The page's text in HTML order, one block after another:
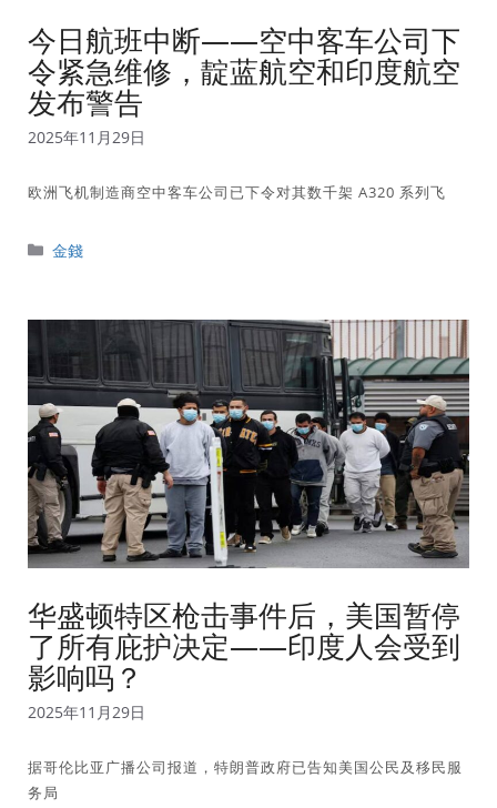
今日航班中断——空中客车公司下
令紧急维修，靛蓝航空和印度航空
发布警告
2025年11月29日
欧洲飞机制造商空中客车公司已下令对其数千架 A320 系列飞
分
金錢
华盛顿特区枪击事件后，美国暂停
了所有庇护决定——印度人会受到
影响吗？
2025年11月29日
据哥伦比亚广播公司报道，特朗普政府已告知美国公民及移民服
务局